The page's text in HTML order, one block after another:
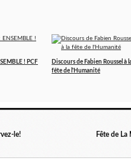
! PCF
Discours de Fabien Roussel à
fête de l'Humanité
le! Fête de